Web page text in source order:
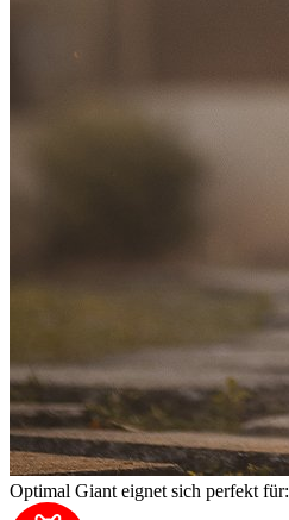
Optimal Giant eignet sich perfekt für: